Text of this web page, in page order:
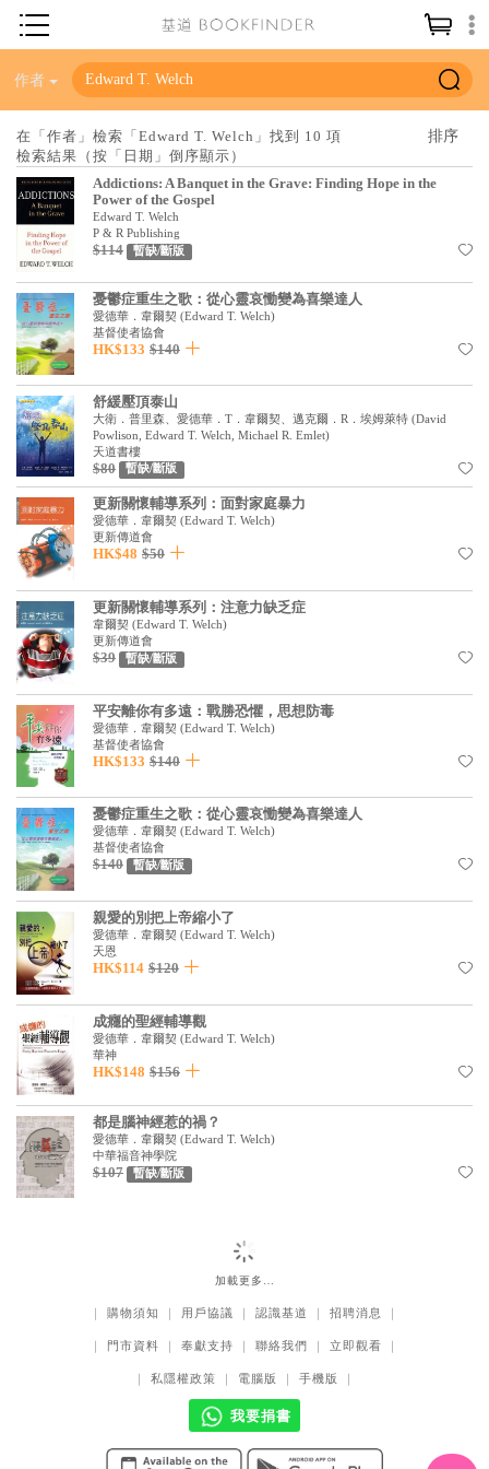
神學／教義
聖經
信仰入門
教會歷史
信徒生活
教會事工
分齡牧養
社會／倫理
哲學／宗教比較
見證／傳記
文藝／勵志
童書
精選影音
其他
禮品專區
得獎作品推介
中文二手書
英文二手書
精選英文書
電子書
基道 Top 50
作者
在「作者」檢索「Edward T. Welch」找到 10 項
檢索結果（按「日期」倒序顯示）
Addictions: A Banquet in the Grave: Finding Hope in the
Power of the Gospel
Edward T. Welch
P & R Publishing
$114 暫缺/斷版
憂鬱症重生之歌：從心靈哀慟變為喜樂達人
愛德華．韋爾契 (Edward T. Welch)
基督使者協會
HK$133 $140
舒緩壓頂泰山
大衛．普里森、愛德華．T．韋爾契、邁克爾．R．埃姆萊特 (David
Powlison, Edward T. Welch, Michael R. Emlet)
天道書樓
$80 暫缺/斷版
更新關懷輔導系列：面對家庭暴力
愛德華．韋爾契 (Edward T. Welch)
更新傳道會
HK$48 $50
更新關懷輔導系列：注意力缺乏症
韋爾契 (Edward T. Welch)
更新傳道會
$39 暫缺/斷版
平安離你有多遠：戰勝恐懼，思想防毒
愛德華．韋爾契 (Edward T. Welch)
基督使者協會
HK$133 $140
憂鬱症重生之歌：從心靈哀慟變為喜樂達人
愛德華．韋爾契 (Edward T. Welch)
基督使者協會
$140 暫缺/斷版
親愛的別把上帝縮小了
愛德華．韋爾契 (Edward T. Welch)
天恩
HK$114 $120
成癮的聖經輔導觀
愛德華．韋爾契 (Edward T. Welch)
華神
HK$148 $156
都是腦神經惹的禍？
愛德華．韋爾契 (Edward T. Welch)
中華福音神學院
$107 暫缺/斷版
加載更多…
｜ 購物須知 ｜ 用戶協議 ｜ 認識基道 ｜ 招聘消息 ｜
｜ 門市資料 ｜ 奉獻支持 ｜ 聯絡我們 ｜ 立即觀看 ｜
｜ 私隱權政策 ｜ 電腦版 ｜ 手機版 ｜
我要捐書